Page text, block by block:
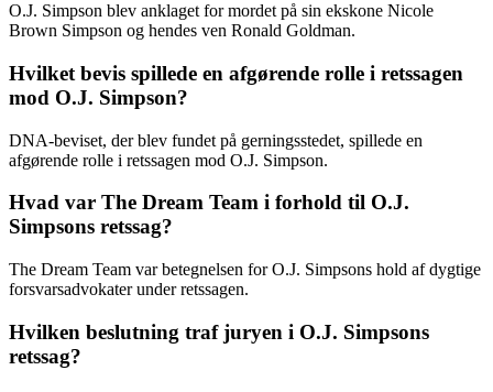
O.J. Simpson blev anklaget for mordet på sin ekskone Nicole
Brown Simpson og hendes ven Ronald Goldman.
Hvilket bevis spillede en afgørende rolle i retssagen
mod O.J. Simpson?
DNA-beviset, der blev fundet på gerningsstedet, spillede en
afgørende rolle i retssagen mod O.J. Simpson.
Hvad var The Dream Team i forhold til O.J.
Simpsons retssag?
The Dream Team var betegnelsen for O.J. Simpsons hold af dygtige
forsvarsadvokater under retssagen.
Hvilken beslutning traf juryen i O.J. Simpsons
retssag?